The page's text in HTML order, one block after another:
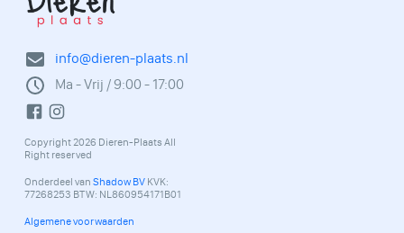
info@dieren-plaats.nl
Ma - Vrij / 9:00 - 17:00
Copyright 2026 Dieren-Plaats All
Right reserved
Onderdeel van Shadow BV KVK:
77268253 BTW: NL860954171B01
Algemene voorwaarden